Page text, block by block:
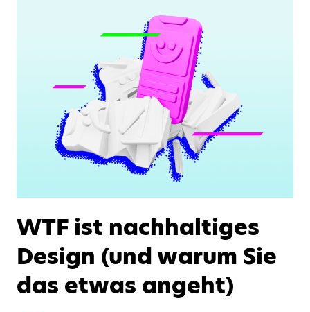
WTF ist nachhaltiges
Design (und warum Sie
das etwas angeht)